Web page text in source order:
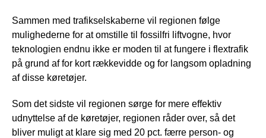
Sammen med trafikselskaberne vil regionen følge
mulighederne for at omstille til fossilfri liftvogne, hvor
teknologien endnu ikke er moden til at fungere i flextrafik
på grund af for kort rækkevidde og for langsom opladning
af disse køretøjer.
Som det sidste vil regionen sørge for mere effektiv
udnyttelse af de køretøjer, regionen råder over, så det
bliver muligt at klare sig med 20 pct. færre person- og